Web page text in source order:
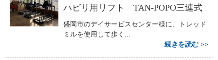
ハビリ用リフト TAN-POPO三連式
盛岡市のデイサービスセンター様に、トレッド
ミルを使用して歩く...
続きを読む